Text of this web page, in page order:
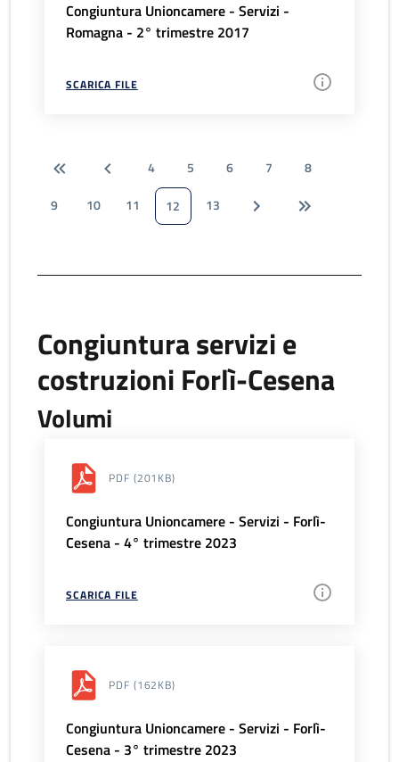
Congiuntura Unioncamere - Servizi -
Romagna - 2° trimestre 2017
SCARICA FILE
4 5 6 7
8
9
10 11 12 13
Congiuntura servizi e
costruzioni Forlì-Cesena
Volumi
PDF (201KB)
Congiuntura Unioncamere - Servizi - Forlì-
Cesena - 4° trimestre 2023
SCARICA FILE
PDF (162KB)
Congiuntura Unioncamere - Servizi - Forlì-
Cesena - 3° trimestre 2023